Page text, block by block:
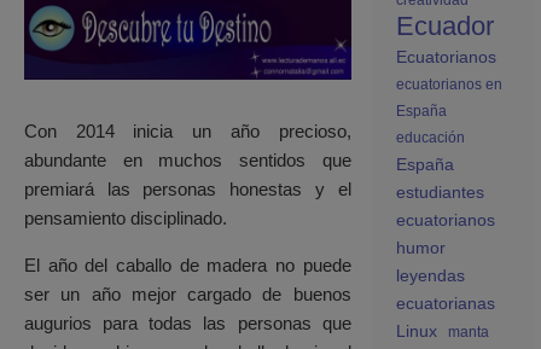
Con 2014 inicia un año precioso,
abundante en muchos sentidos que
premiará las personas honestas y el
pensamiento disciplinado.
El año del caballo de madera no puede
ser un año mejor cargado de buenos
augurios para todas las personas que
Ecuador
Ecuatorianos
ecuatorianos en
España
educación
España
estudiantes
ecuatorianos
humor
leyendas
ecuatorianas
Linux
manta